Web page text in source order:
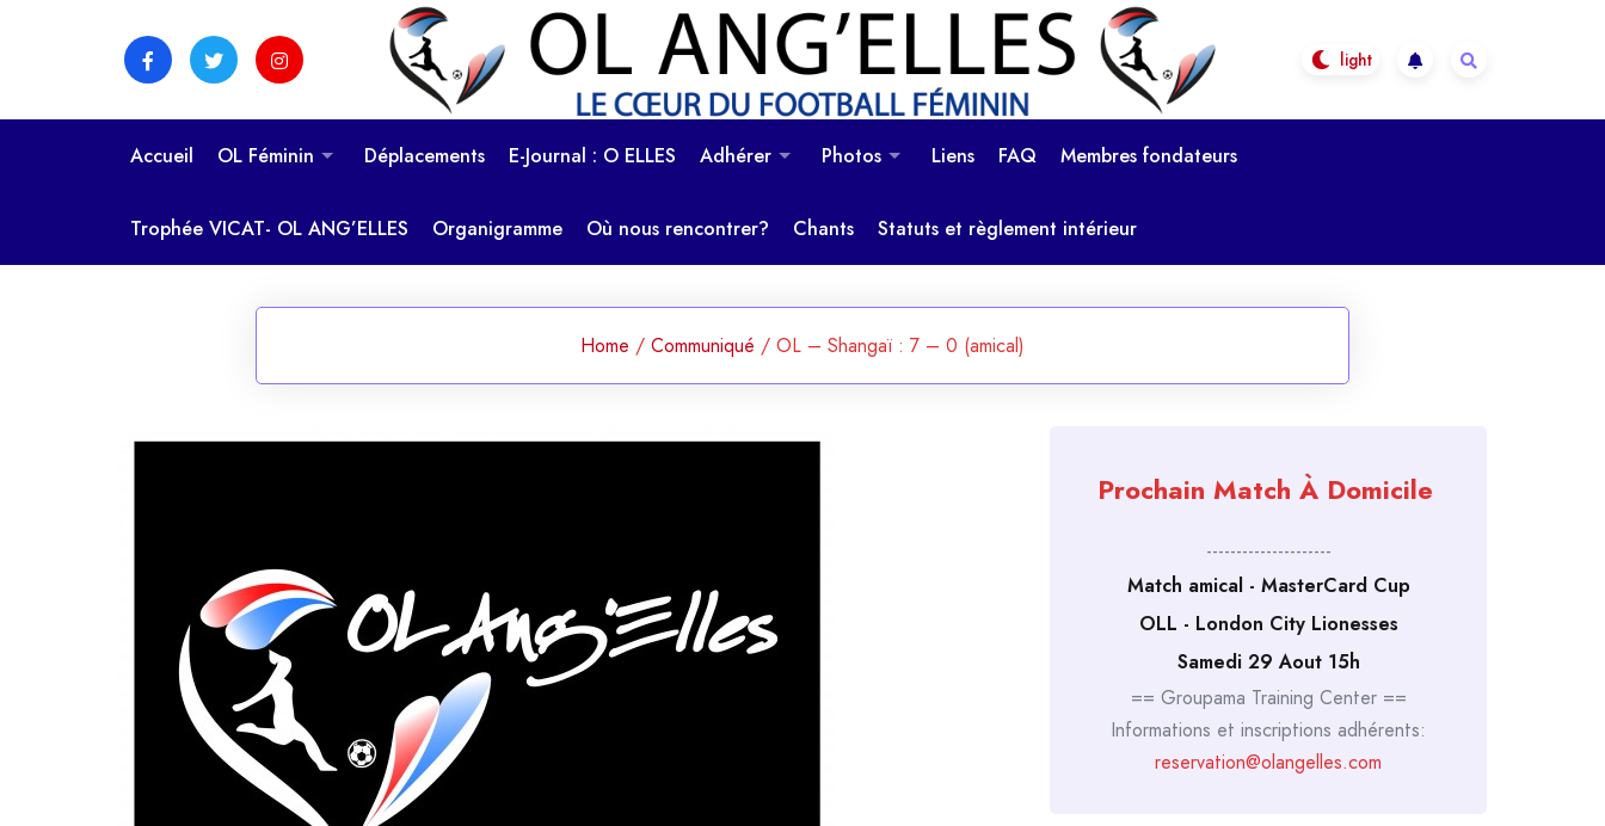
OL Ang'Elles
Le coeur du football féminin
Accueil OL Féminin Déplacements E-Journal : O ELLES Adhérer Photos Liens FAQ Membres fondateurs
Trophée VICAT- OL ANG’ELLES Organigramme Où nous rencontrer? Chants Statuts et règlement intérieur
Home / Communiqué / OL – Shangaï : 7 – 0 (amical)
Prochain Match À Domicile
---------------------
Match amical - MasterCard Cup
OLL - London City Lionesses
Samedi 29 Aout 15h
== Groupama Training Center ==
Informations et inscriptions adhérents:
reservation@olangelles.com